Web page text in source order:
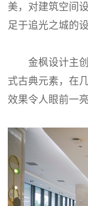
美，对建筑空间
足于追光之城的
金枫设计主
式古典元素，在
效果令人眼前一亮